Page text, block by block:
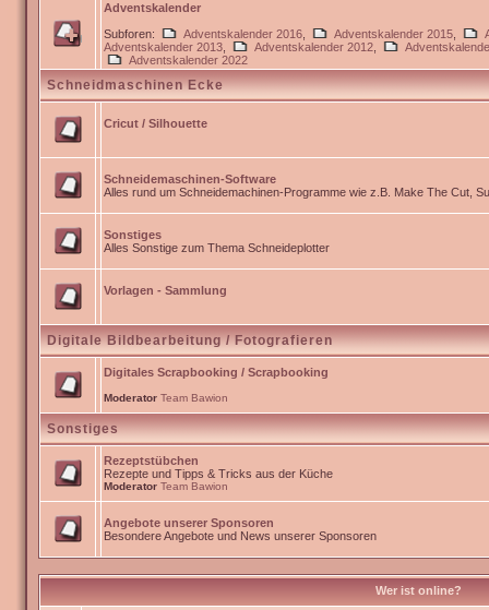
Adventskalender
Subforen:
Adventskalender 2016 Adventskalender 2015
Adventskalender 2013
Adventskalender 2012
Adventskalender 2022
Schneidmaschinen Ecke
Cricut / Silhouette
Schneidemaschinen-Software
Alles rund um Schneidemachinen-Programme wie z.B. Make The Cut,
Sonstiges
Alles Sonstige zum Thema Schneideplotter
Vorlagen - Sammlung
Digitale Bildbearbeitung / Fotografieren
Digitales Scrapbooking / Scrapbooking
Moderator Team Bawion
Sonstiges
Rezeptstübchen
Rezepte und Tipps & Tricks aus der Küche
Moderator Team Bawion
Angebote unserer Sponsoren
Besondere Angebote und News unserer Sponsoren
Wer ist online?